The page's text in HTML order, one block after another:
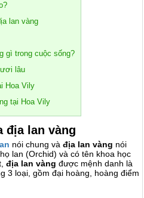
lan vàng
gì trong cuộc sống?
lâu
Hoa Vily
tại Hoa Vily
địa lan vàng
nói chung và địa lan vàng nói
lan (Orchid) và có tên khoa học
địa lan vàng được mệnh danh là
3 loại, gồm đại hoàng, hoàng điểm